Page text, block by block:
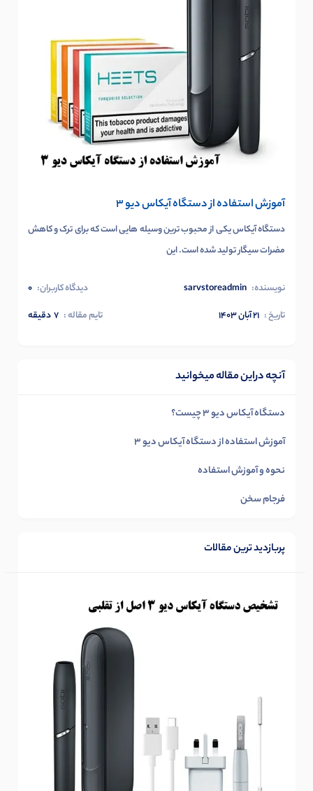
آموزش استفاده از دستگاه آیکاس دیو 3
دستگاه آیکاس یکی از محبوب ترین وسیله هایی است که برای ترک و کاهش
مضرات سیگار تولید شده است. این
نویسنده: sarvstoreadmin دیدگاه کاربران: 0
تاریخ : ۲۱ آبان ۱۴۰۳ تایم مقاله : 7دقیقه
آنچه دراین مقاله میخوانید
دستگاه آیکاس دیو 3 چیست؟
آموزش استفاده از دستگاه آیکاس دیو 3
نحوه و آموزش استفاده
فرجام سخن
پربازدید ترین مقالات